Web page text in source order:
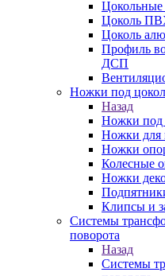
Цокольные
Цоколь
Цоколь
Профиль
ДСП
Ножки под
Назад
Ножки под
Ножки для
Ножки
Колесные
Ножки
Клипсы и
Системы
поворота
Назад
Системы